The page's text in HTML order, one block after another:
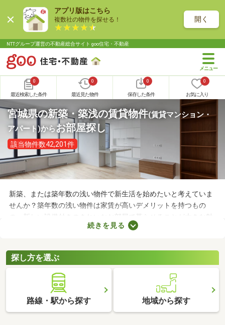
アプリ版はこちら
複数社の物件を探せる！ 開く
NTTグループ運営の不動産総合サイト goo住宅・不動産
0
最近検索した条件
0
最近見た物件
0
保存した条件
0
お気に入り
宮城県の新築・築浅の賃貸物件(賃貸マンション・
アパート)からお部屋探し
該当物件数42,201件
新築、または築年数の浅い物件で新生活を始めたいと考えていま
せんか？築年数の浅い物件は家賃が高いデメリットを持つもの
の、新しい設備付きのきれいなお部屋で暮らせることが大きな魅
力。なかには家賃を抑えた物件もあるので、無理なく借りられる
なるお部屋を見つけてみてください。
続きを見る
探し方を選ぶ
路線・駅から探す 地域から探す